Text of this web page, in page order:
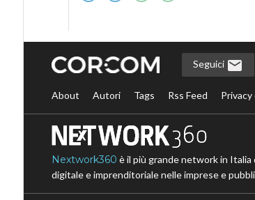
Seguici
About Autori Tags Rss Feed Privacy
Nextwork360 è il più grande network in
digitale e imprenditoriale nelle imprese e